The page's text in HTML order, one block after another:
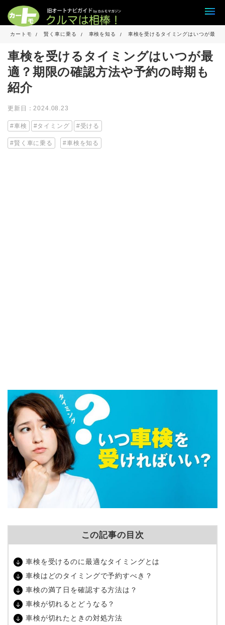
カートモ 賢く車に乗る 車検を知る 車検を受けるタイミングはいつが最適
車検を受けるタイミングはいつが最
適？期限の確認方法や予約の時期も
紹介
更新日：2024.08.23
車検 タイミング 受ける
賢く車に乗る 車検を知る
この記事の目次
車検を受けるのに最適なタイミングとは
車検はどのタイミングで予約すべき？
車検の満了日を確認する方法は？
車検が切れるとどうなる？
車検が切れたときの対処方法